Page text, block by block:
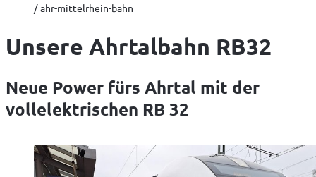
ahr-mittelrhein-bahn
Unsere Ahrtalbahn RB32
Neue Power fürs Ahrtal mit der
vollelektrischen RB 32